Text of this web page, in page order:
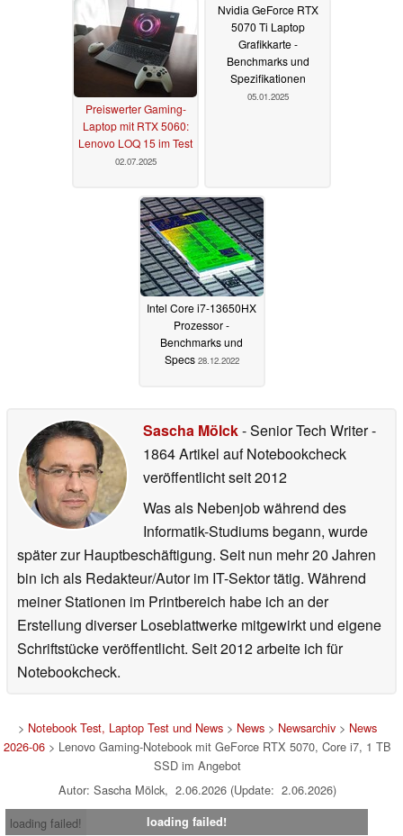
Preiswerter Gaming-
Laptop mit RTX 5060:
Lenovo LOQ 15 im Test
02.07.2025
Nvidia GeForce RTX
5070 Ti Laptop
Grafikkarte -
Benchmarks und
Spezifikationen
05.01.2025
Intel Core i7-13650HX
Prozessor -
Benchmarks und
Specs 28.12.2022
Sascha Mölck- Senior Tech Writer-
1864 Artikel auf Notebookcheck
veröffentlichtseit 2012
Was als Nebenjob während des
Informatik-Studiums begann, wurde
später zur Hauptbeschäftigung. Seit nun mehr 20 Jahren
bin ich als Redakteur/Autor im IT-Sektor tätig. Während
meiner Stationen im Printbereich habe ich an der
Erstellung diverser Loseblattwerke mitgewirkt und eigene
Schriftstücke veröffentlicht. Seit 2012 arbeite ich für
Notebookcheck.
> Notebook Test, Laptop Test und News> News> Newsarchiv> News
2026-06> Lenovo Gaming-Notebook mit GeForce RTX 5070, Core i7, 1 TB
SSD im Angebot
Autor: Sascha Mölck, 2.06.2026 (Update: 2.06.2026)
loading failed!
loading failed!